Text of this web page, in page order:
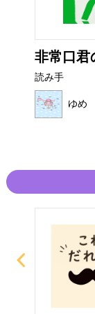
非常口君
読み手
ゆめ